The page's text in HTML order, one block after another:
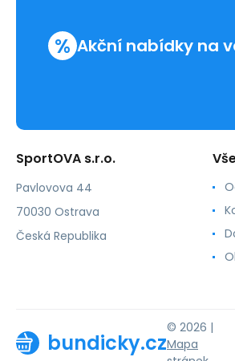
% Akční nabídky na
SportOVA s.r.o.
Pavlovova 44
70030 Ostrava
Česká Republika
bundicky.cz
© 2026 |
Mapa